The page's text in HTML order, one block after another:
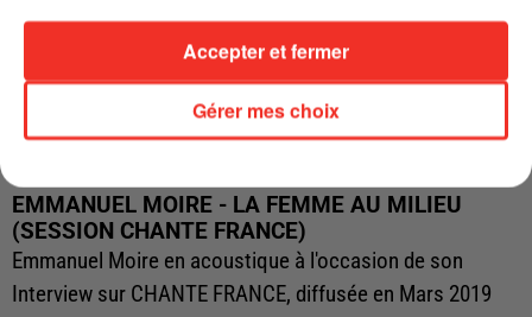
EMMANUEL MOIRE - LA FEMME AU MILIEU
(SESSION CHANTE FRANCE)
Emmanuel Moire en acoustique à l'occasion de son
Interview sur CHANTE FRANCE, diffusée en Mars 2019
Gérer mes choix
Accepter et fermer